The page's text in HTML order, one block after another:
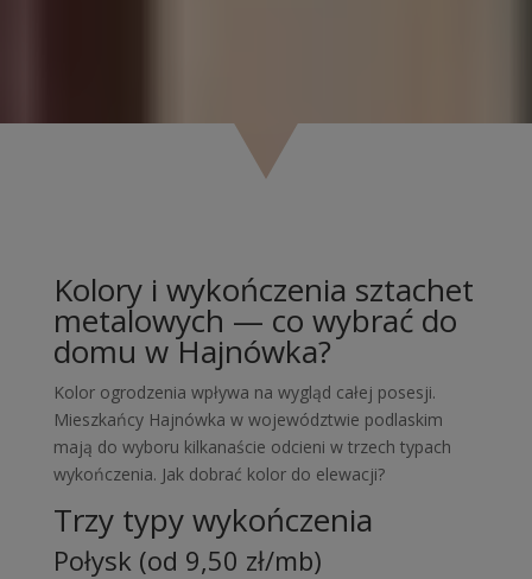
Kolory i wykończenia sztachet
metalowych — co wybrać do
domu w Hajnówka?
Kolor ogrodzenia wpływa na wygląd całej posesji.
Mieszkańcy Hajnówka w województwie podlaskim
mają do wyboru kilkanaście odcieni w trzech typach
wykończenia. Jak dobrać kolor do elewacji?
Trzy typy wykończenia
Połysk (od 9,50 zł/mb)